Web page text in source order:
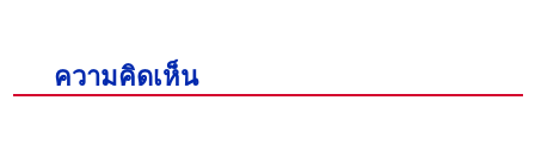
ความคิดเห็น